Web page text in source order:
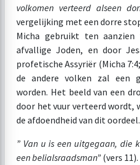
volkomen verteerd alseen
vergelijking met een dorre
Micha gebruikt ten
afvallige Joden, en door
profetische Assyriër (Micha
de andere volken zal een
worden. Het beeld van een
door het vuur verteerd wordt,
de afdoendheid van dit oordeel.
” Van u is een uitgegaan, die
een belialsraadsman” (vers